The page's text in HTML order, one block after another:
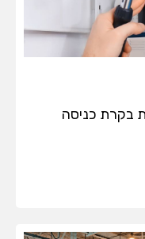
בקרת כניסה